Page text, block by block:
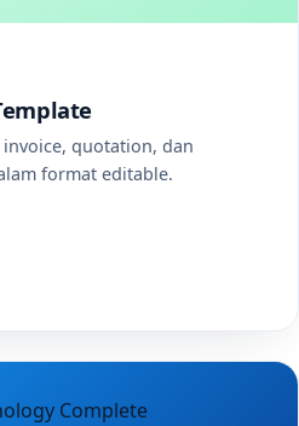
quotation, dan
format editable.